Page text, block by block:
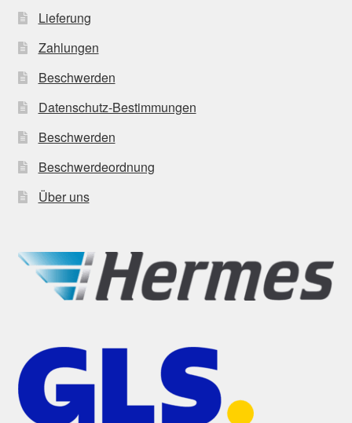
Lieferung
Zahlungen
Beschwerden
Datenschutz-Bestimmungen
Beschwerden
Beschwerdeordnung
Über uns